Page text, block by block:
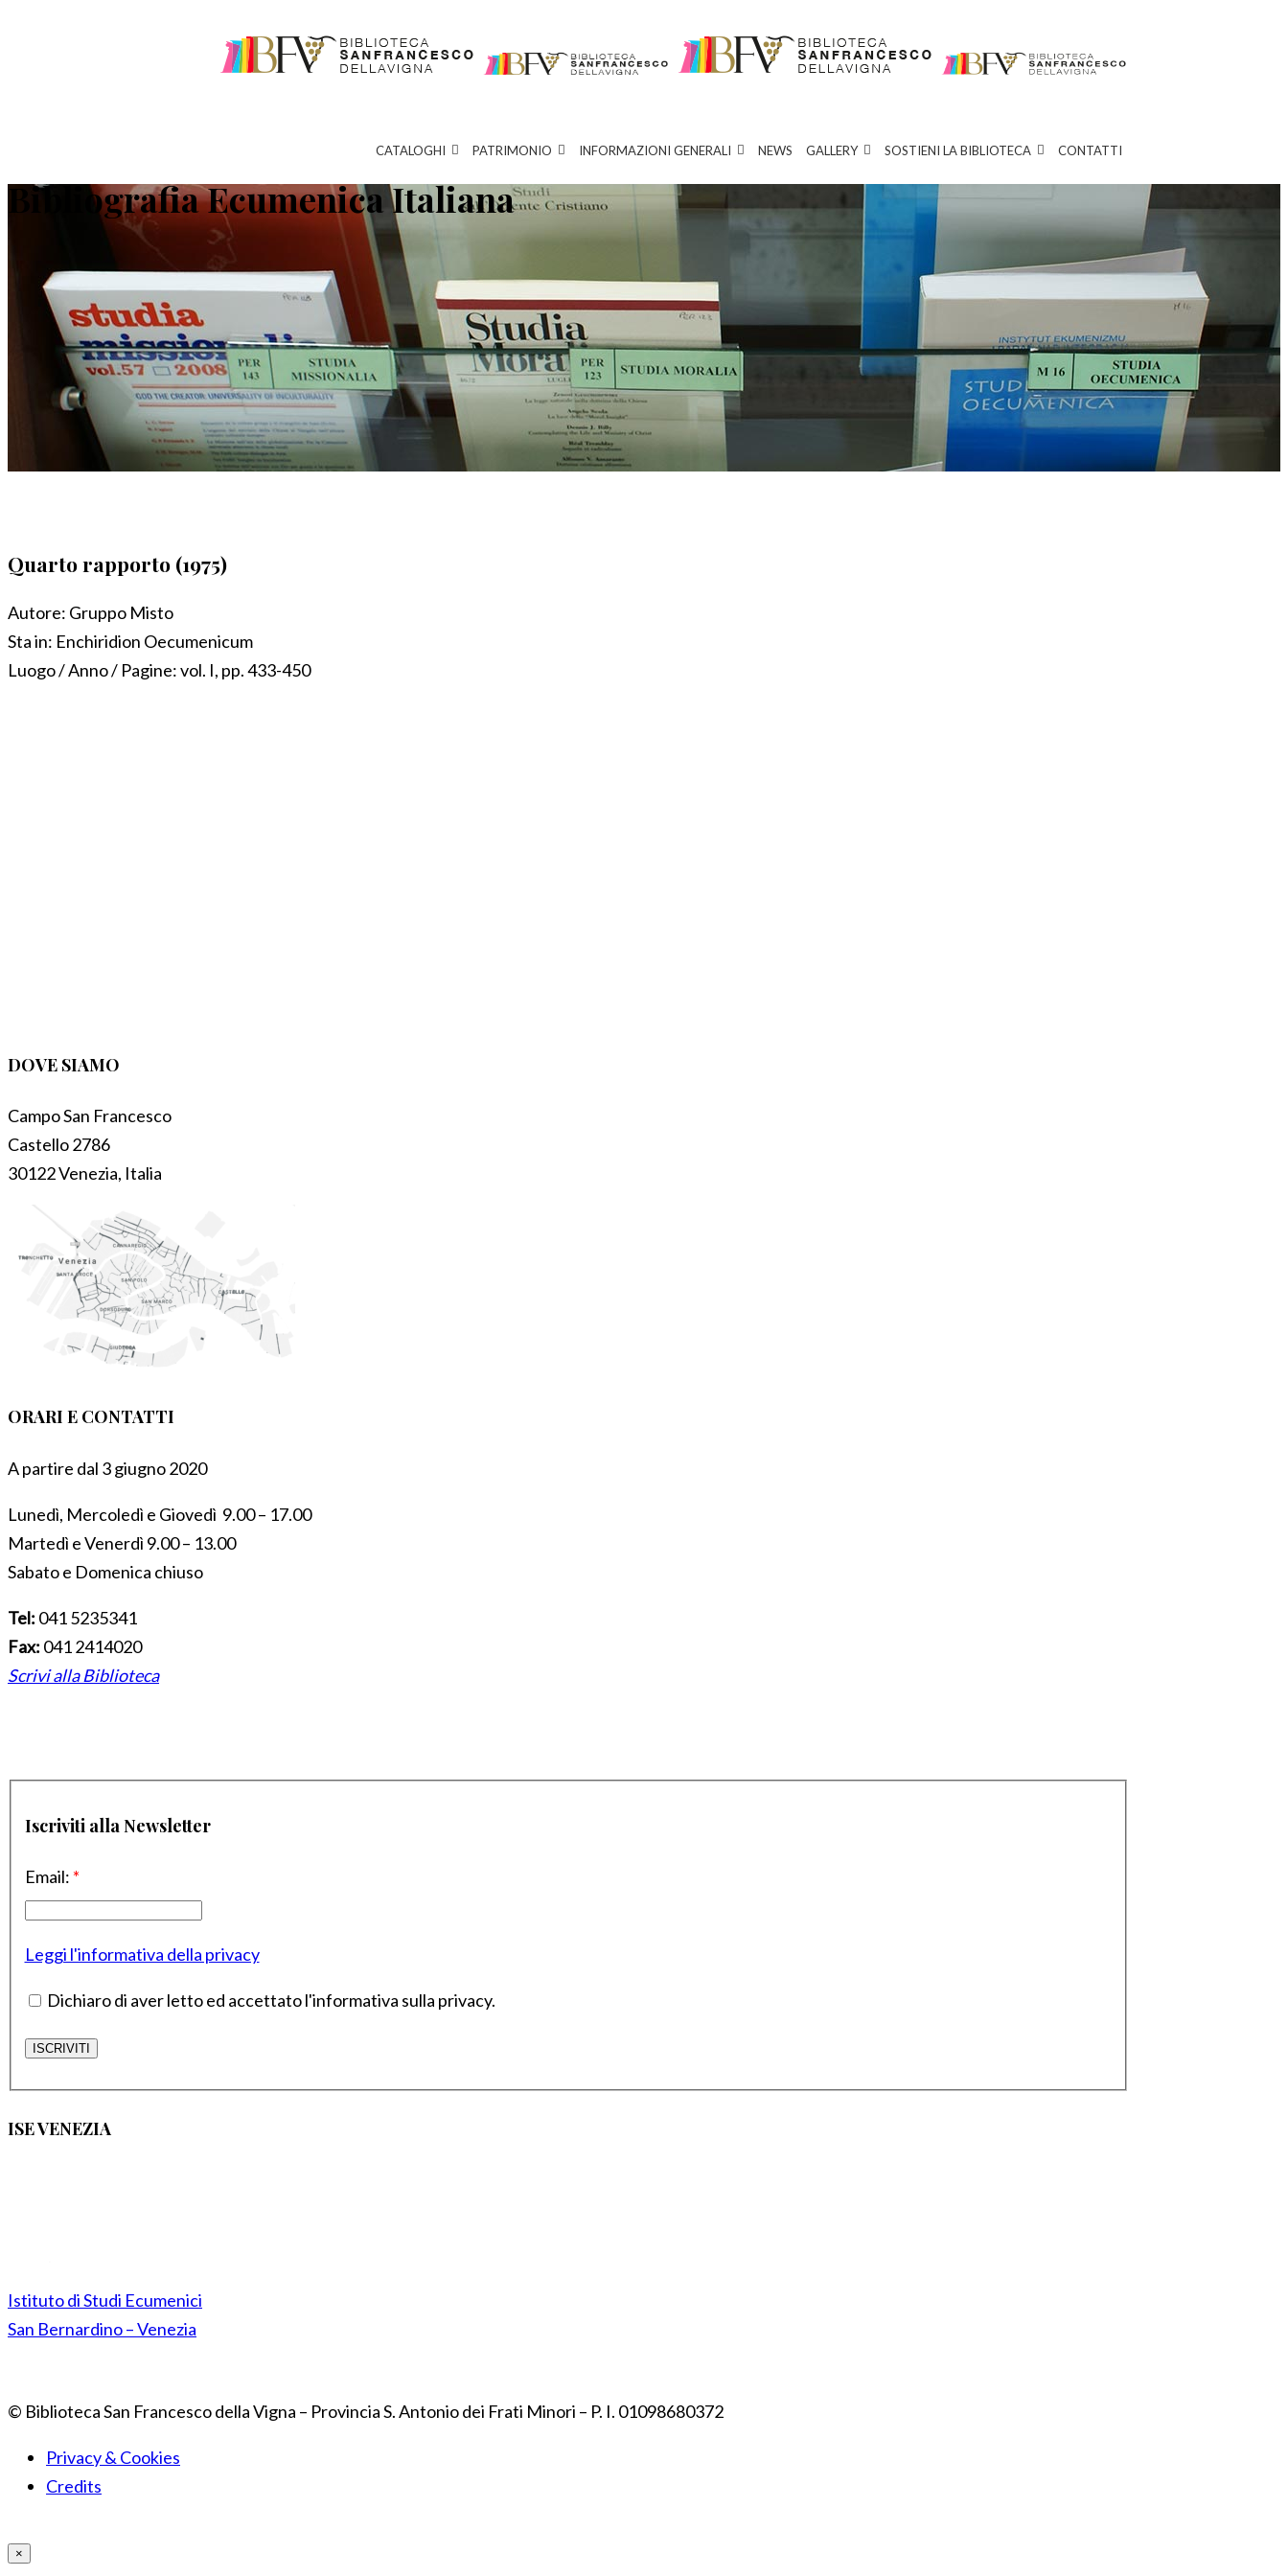
CATALOGHI PATRIMONIO INFORMAZIONI GENERALI NEWS GALLERY SOSTIENI LA BIBLIOTECA CONTATTI
Bibliografia Ecumenica Italiana
Quarto rapporto (1975)
Autore: Gruppo Misto
Sta in: Enchiridion Oecumenicum
Luogo / Anno / Pagine:vol. I, pp. 433-450
DOVE SIAMO
Campo San Francesco
Castello 2786
30122 Venezia, Italia
ORARI E CONTATTI
A partire dal 3 giugno 2020
Lunedì, Mercoledì e Giovedì 9.00 – 17.00
Martedì e Venerdì 9.00 – 13.00
Sabato e Domenica chiuso
Tel: 041 5235341
Fax: 041 2414020
Scrivi alla Biblioteca
Iscriviti alla Newsletter
Email: *
Leggi l'informativa della privacy
Dichiaro di aver letto ed accettato l'informativa sulla privacy.
ISE VENEZIA
Istituto di Studi Ecumenici
San Bernardino – Venezia
© Biblioteca San Francesco della Vigna – Provincia S. Antonio dei Frati Minori – P. I. 01098680372
Privacy & Cookies
Credits
×